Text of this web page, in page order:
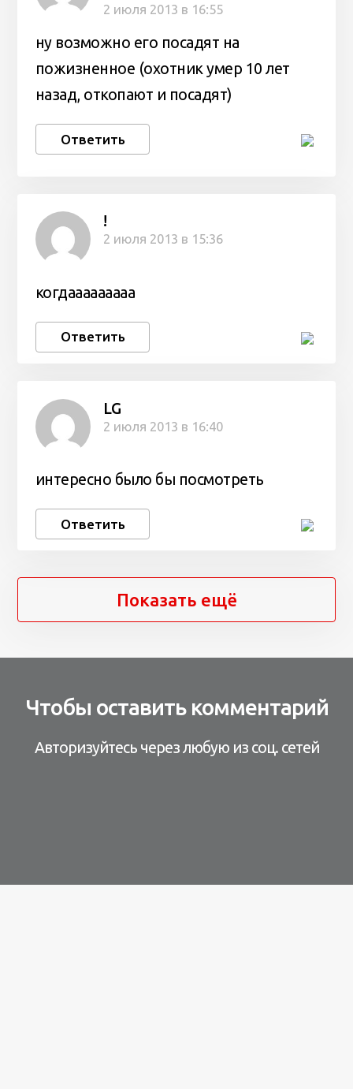
2 июля 2013 в 16:55
ну возможно его посадят на
пожизненное (охотник умер 10 лет
назад, откопают и посадят)
Ответить
!
2 июля 2013 в 15:36
когдааааааааа
Ответить
LG
2 июля 2013 в 16:40
интересно было бы посмотреть
Ответить
Показать ещё
Чтобы оставить комментарий
Авторизуйтесь через любую из соц. сетей